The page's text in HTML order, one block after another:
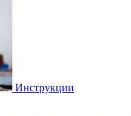
Инструкции